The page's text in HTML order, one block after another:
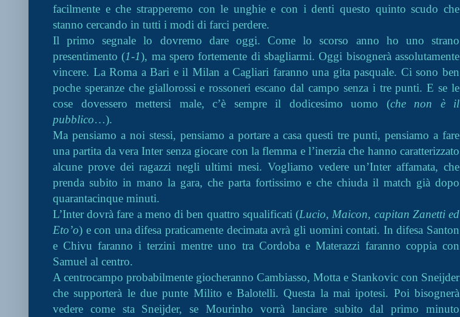
facilmente e che strapperemo con le unghie e con i denti questo quinto scudo che
stanno cercando in tutti i modi di farci perdere.
Il primo segnale lo dovremo dare oggi. Come lo scorso anno ho uno strano
presentimento (1-1), ma spero fortemente di sbagliarmi. Oggi bisognerà assolutamente
vincere. La Roma a Bari e il Milan a Cagliari faranno una gita pasquale. Ci sono ben
poche speranze che giallorossi e rossoneri escano dal campo senza i tre punti. E se le
cose dovessero mettersi male, c’è sempre il dodicesimo uomo (che non è il
pubblico…).
Ma pensiamo a noi stessi, pensiamo a portare a casa questi tre punti, pensiamo a fare
una partita da vera Inter senza giocare con la flemma e l’inerzia che hanno caratterizzato
alcune prove dei ragazzi negli ultimi mesi. Vogliamo vedere un’Inter affamata, che
prenda subito in mano la gara, che parta fortissimo e che chiuda il match già dopo
quarantacinque minuti.
L’Inter dovrà fare a meno di ben quattro squalificati (Lucio, Maicon, capitan Zanetti ed
Eto’o) e con una difesa praticamente decimata avrà gli uomini contati. In difesa Santon
e Chivu faranno i terzini mentre uno tra Cordoba e Materazzi faranno coppia con
Samuel al centro.
A centrocampo probabilmente giocheranno Cambiasso, Motta e Stankovic con Sneijder
che supporterà le due punte Milito e Balotelli. Questa la mai ipotesi. Poi bisognerà
vedere come sta Sneijder, se Mourinho vorrà lanciare subito dal primo minuto